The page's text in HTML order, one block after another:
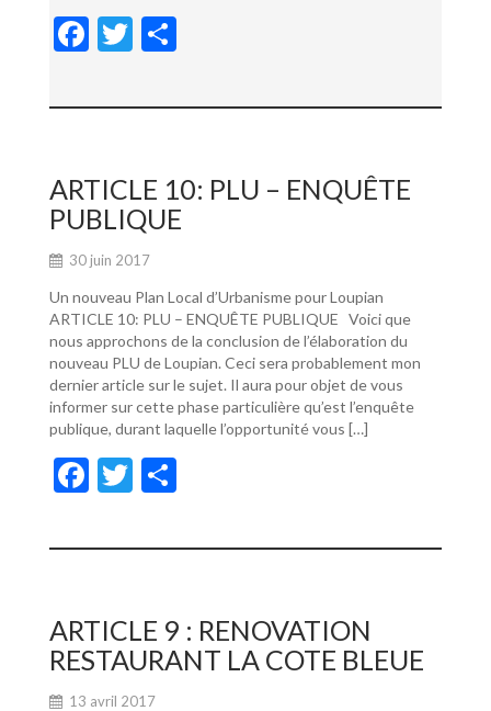
F
e
o
o
k
T
itt ta
er
ARTICLE 10: PLU – ENQUÊTE
PUBLIQUE
30 juin 2017
Un nouveau Plan Local d’Urbanisme pour Loupian
ARTICLE 10: PLU – ENQUÊTE PUBLIQUE Voici que
nous approchons de la conclusion de l’élaboration du
nouveau PLU de Loupian. Ceci sera probablement mon
dernier article sur le sujet. Il aura pour objet de vous
informer sur cette phase particulière qu’est l’enquête
publique, durant laquelle l’opportunité vous […]
F
e
o
o
k
T
itt ta
er
ARTICLE 9 : RENOVATION
RESTAURANT LA COTE BLEUE
13 avril 2017